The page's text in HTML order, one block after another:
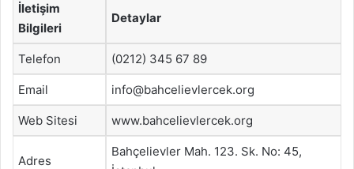
İletişim
Bilgileri
Detaylar
Telefon (0212) 345 67 89
Email info@bahcelievlercek.org
Web Sitesi www.bahcelievlercek.org
Adres
Bahçelievler Mah. 123. Sk. No: 45,